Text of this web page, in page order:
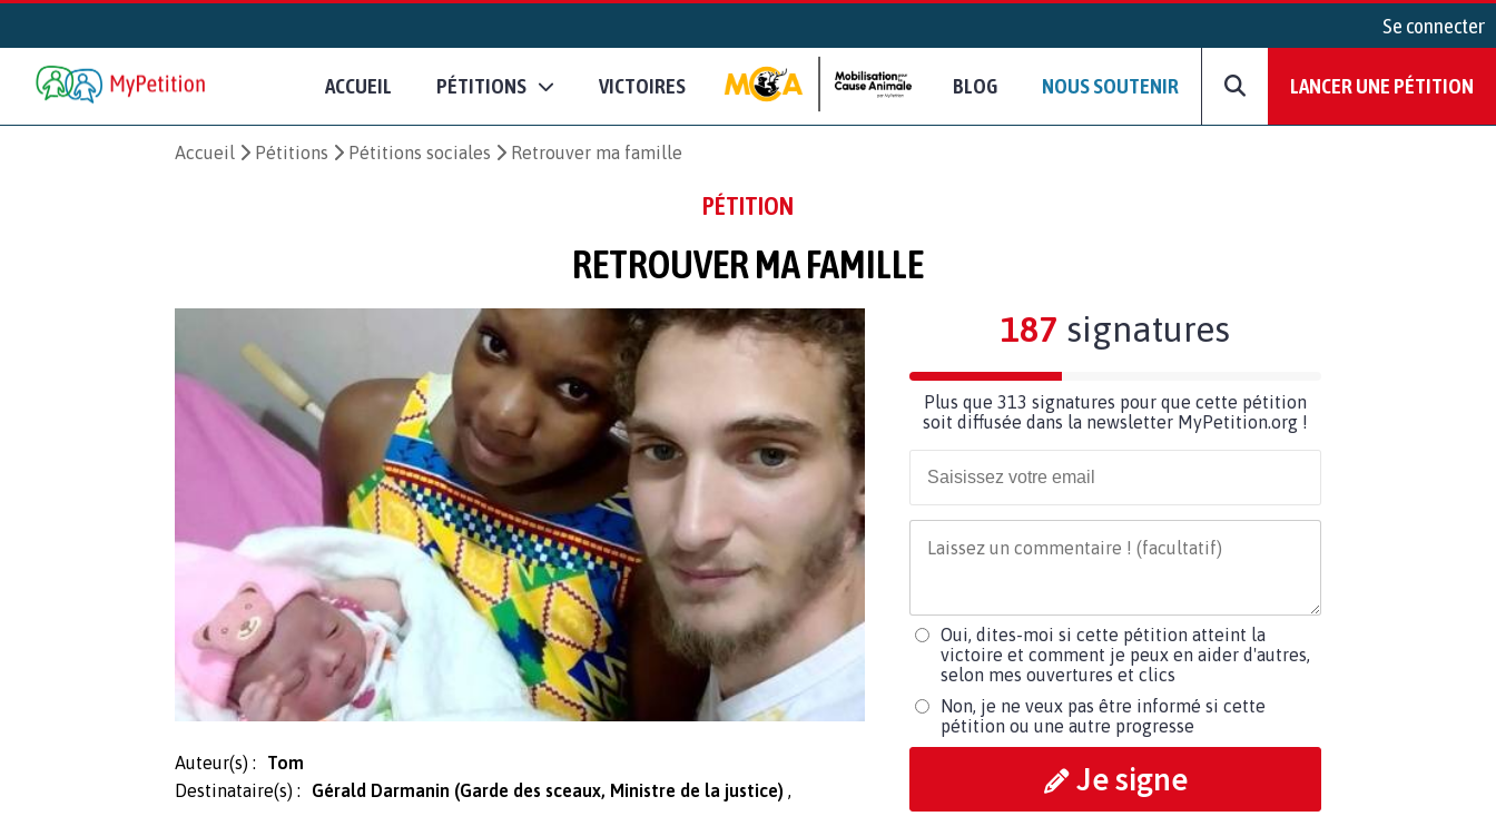
Se connecter
ACCUEIL PÉTITIONS VICTOIRES BLOG NOUS SOUTENIR LANCER UNE PÉTITION
Accueil Pétitions Pétitions sociales Retrouver ma famille
PÉTITION
RETROUVER MA FAMILLE
Auteur(s) :
Tom
Destinataire(s) :
Gérald Darmanin (Garde des sceaux, Ministre de la justice)
187 signatures
Plus que 313 signatures pour que cette pétition
soit diffusée dans la newsletter MyPetition.org !
Oui, dites-moi si cette pétition atteint la
victoire et comment je peux en aider d'autres,
selon mes ouvertures et clics
Non, je ne veux pas être informé si cette
pétition ou une autre progresse
Je signe